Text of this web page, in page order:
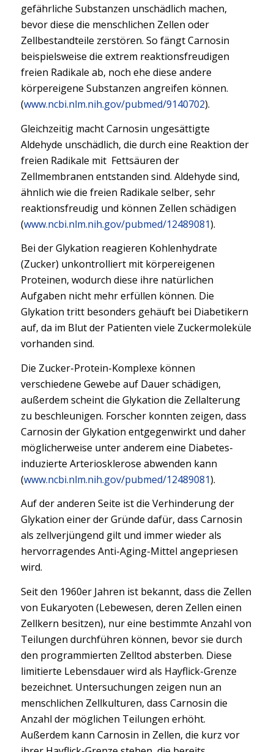
gefährliche Substanzen unschädlich machen,
bevor diese die menschlichen Zellen oder
Zellbestandteile zerstören. So fängt Carnosin
beispielsweise die extrem reaktionsfreudigen
freien Radikale ab, noch ehe diese andere
körpereigene Substanzen angreifen können.
(www.ncbi.nlm.nih.gov/pubmed/9140702).
Gleichzeitig macht Carnosin ungesättigte
Aldehyde unschädlich, die durch eine Reaktion der
freien Radikale mit Fettsäuren der
Zellmembranen entstanden sind. Aldehyde sind,
ähnlich wie die freien Radikale selber, sehr
reaktionsfreudig und können Zellen schädigen
(www.ncbi.nlm.nih.gov/pubmed/12489081).
Bei der Glykation reagieren Kohlenhydrate
(Zucker) unkontrolliert mit körpereigenen
Proteinen, wodurch diese ihre natürlichen
Aufgaben nicht mehr erfüllen können. Die
Glykation tritt besonders gehäuft bei Diabetikern
auf, da im Blut der Patienten viele Zuckermoleküle
vorhanden sind.
Die Zucker-Protein-Komplexe können
verschiedene Gewebe auf Dauer schädigen,
außerdem scheint die Glykation die Zellalterung
zu beschleunigen. Forscher konnten zeigen, dass
Carnosin der Glykation entgegenwirkt und daher
möglicherweise unter anderem eine Diabetes-
induzierte Arteriosklerose abwenden kann
(www.ncbi.nlm.nih.gov/pubmed/12489081).
Auf der anderen Seite ist die Verhinderung der
Glykation einer der Gründe dafür, dass Carnosin
als zellverjüngend gilt und immer wieder als
hervorragendes Anti-Aging-Mittel angepriesen
wird.
Seit den 1960er Jahren ist bekannt, dass die Zellen
von Eukaryoten (Lebewesen, deren Zellen einen
Zellkern besitzen), nur eine bestimmte Anzahl von
Teilungen durchführen können, bevor sie durch
den programmierten Zelltod absterben. Diese
limitierte Lebensdauer wird als Hayflick-Grenze
bezeichnet. Untersuchungen zeigen nun an
menschlichen Zellkulturen, dass Carnosin die
Anzahl der möglichen Teilungen erhöht.
Außerdem kann Carnosin in Zellen, die kurz vor